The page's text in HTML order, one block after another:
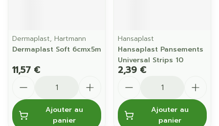
Dermaplast, Hartmann
Dermaplast Soft 6cmx5m
11,57 €
Ajouter au
panier
Hansaplast
Hansaplast Pansements
Universal Strips 10
2,39 €
Ajouter au
panier